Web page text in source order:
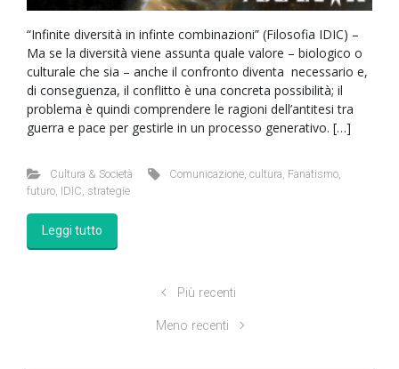
“Infinite diversità in infinte combinazioni” (Filosofia IDIC) –
Ma se la diversità viene assunta quale valore – biologico o
culturale che sia – anche il confronto diventa necessario e,
di conseguenza, il conflitto è una concreta possibilità; il
problema è quindi comprendere le ragioni dell’antitesi tra
guerra e pace per gestirle in un processo generativo. […]
Cultura & Società Comunicazione ,cultura Fanatismo
futuro IDIC strategie
Leggi tutto
Più recenti
Meno recenti